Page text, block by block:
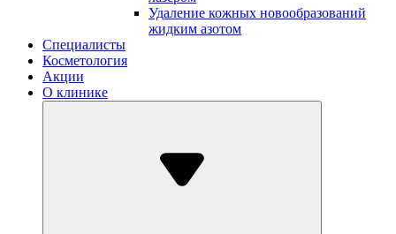
Удаление кожных новообразований
жидким азотом
Специалисты
Косметология
Акции
О клинике